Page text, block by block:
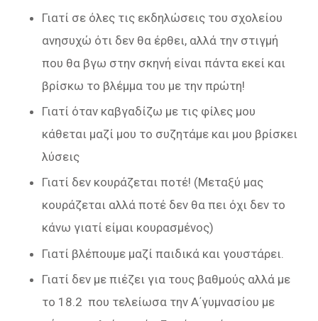
Γιατί σε όλες τις εκδηλώσεις του σχολείου
ανησυχώ ότι δεν θα έρθει, αλλά την στιγμή
που θα βγω στην σκηνή είναι πάντα εκεί και
βρίσκω το βλέμμα του με την πρώτη!
Γιατί όταν καβγαδίζω με τις φίλες μου
κάθεται μαζί μου το συζητάμε και μου βρίσκει
λύσεις
Γιατί δεν κουράζεται ποτέ! (Μεταξύ μας
κουράζεται αλλά ποτέ δεν θα πει όχι δεν το
κάνω γιατί είμαι κουρασμένος)
Γιατί βλέπουμε μαζί παιδικά και γουστάρει.
Γιατί δεν με πιέζει για τους βαθμούς αλλά με
το 18.2 που τελείωσα την Α΄γυμνασίου με